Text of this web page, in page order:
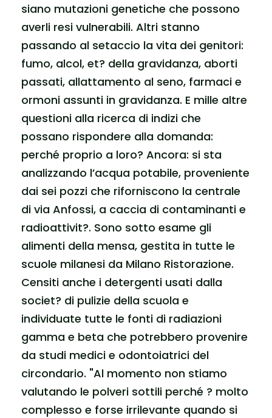
siano mutazioni genetiche che possono
averli resi vulnerabili. Altri stanno
passando al setaccio la vita dei genitori:
fumo, alcol, et? della gravidanza, aborti
passati, allattamento al seno, farmaci e
ormoni assunti in gravidanza. E mille altre
questioni alla ricerca di indizi che
possano rispondere alla domanda:
perché proprio a loro? Ancora: si sta
analizzando l’acqua potabile, proveniente
dai sei pozzi che riforniscono la centrale
di via Anfossi, a caccia di contaminanti e
radioattivit?. Sono sotto esame gli
alimenti della mensa, gestita in tutte le
scuole milanesi da Milano Ristorazione.
Censiti anche i detergenti usati dalla
societ? di pulizie della scuola e
individuate tutte le fonti di radiazioni
gamma e beta che potrebbero provenire
da studi medici e odontoiatrici del
circondario. "Al momento non stiamo
valutando le polveri sottili perché ? molto
complesso e forse irrilevante quando si